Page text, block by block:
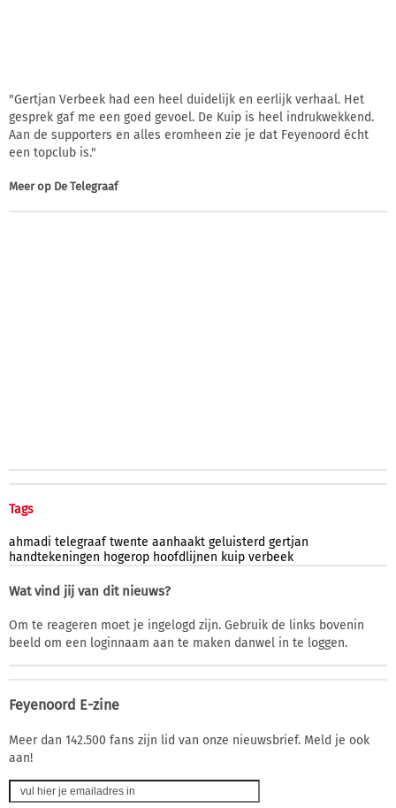
"Gertjan Verbeek had een heel duidelijk en eerlijk verhaal. Het
gesprek gaf me een goed gevoel. De Kuip is heel indrukwekkend.
Aan de supporters en alles eromheen zie je dat Feyenoord écht
een topclub is."
Meer op De Telegraaf
Tags
ahmadi telegraaf twente aanhaakt geluisterd gertjan
handtekeningen hogerop hoofdlijnen kuip verbeek
Wat vind jij van dit nieuws?
Om te reageren moet je ingelogd zijn. Gebruik de links bovenin
beeld om een loginnaam aan te maken danwel in te loggen.
Feyenoord E-zine
Meer dan 142.500 fans zijn lid van onze nieuwsbrief. Meld je ook
aan!